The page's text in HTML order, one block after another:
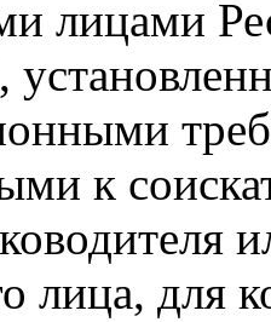
лицами
к
лица, для